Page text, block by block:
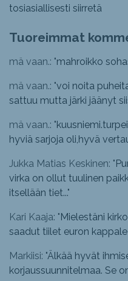
tosiasiallisesti siirretä
Tuoreimmat
mä vaan.: "mahroikko
mä vaan.: "voi noita
sattuu mutta järki jäänyt
mä vaan.: "
hyviä sarjoja oli,hyvä
Jukka Matias Keskinen: "
virka on ollut tuulinen
itsellään tiet..."
Kari Kaaja: "Mielestäni
saadut tiilet euron
Markiisi: "Älkää hyvät
korjaussuunnitelmaa. Se